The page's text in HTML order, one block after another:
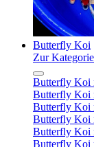
Butterfly Koi
Zur
Butterfly Koi
Butterfly Koi
Butterfly Koi
Butterfly Koi
Butterfly Koi
Butterfly Koi